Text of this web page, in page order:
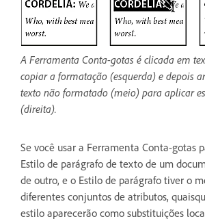
A Ferramenta Conta-gotas é clicada em
copiar a formatação (esquerda) e depois
texto não formatado (meio) para aplicar
(direita).
Se você usar a Ferramenta Conta-gotas
Estilo de parágrafo de texto de um
de outro, e o Estilo de parágrafo tiver o
diferentes conjuntos de atributos,
estilo aparecerão como substituições